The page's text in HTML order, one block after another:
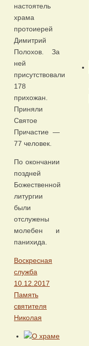
настоятель
храма
протоиерей
Димитрий
Полохов. За
ней
присутствовали
178
прихожан.
Приняли
Святое
Причастие —
77 человек.
По окончании
поздней
Божественной
литургии
были
отслужены
молебен и
панихида.
Воскресная
служба
10.12.2017
Память
святителя
Николая